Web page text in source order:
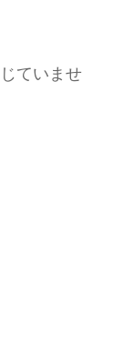
ていませ